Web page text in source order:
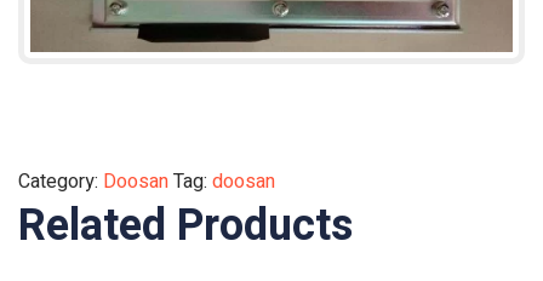
Category: DoosanTag: doosan
Related Products